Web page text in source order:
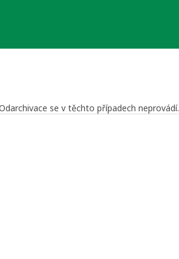
se v těchto případech neprovádí.